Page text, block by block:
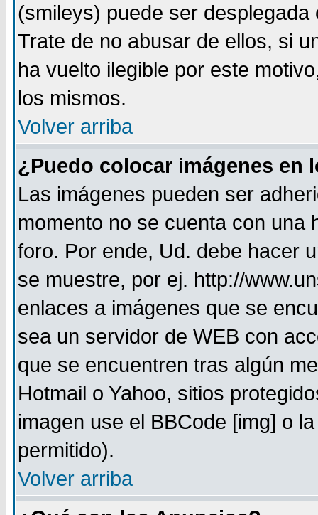
(smileys) puede ser
Trate de no abusar de ellos, si
ha vuelto ilegible por este
los mismos.
Volver arriba
¿Puedo colocar imágenes en
Las imágenes pueden ser
momento no se cuenta con una
foro. Por ende, Ud. debe hacer
se muestre, por ej. http://
enlaces a imágenes que se
sea un servidor de WEB con
que se encuentren tras algún
Hotmail o Yahoo, sitios
imagen use el BBCode [img] o
permitido).
Volver arriba